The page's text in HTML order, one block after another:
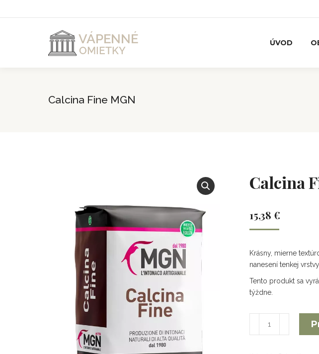
ÚVOD
Calcina Fine MGN
Calcina
15,38 €
Krásny, mierne
nanesení tenkej vrstvy.
Tento produkt sa
týždne.